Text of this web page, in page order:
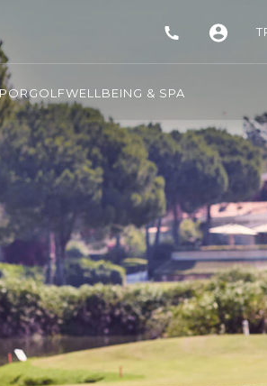
GOLFWELLBEING & SPA